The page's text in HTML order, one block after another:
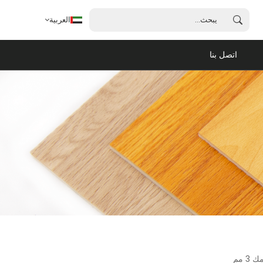
العربية
العربية
français
español
português
اتصل بنا